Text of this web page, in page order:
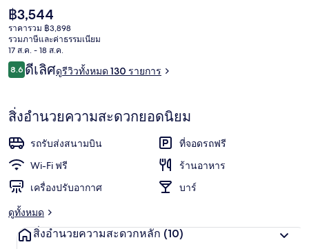
ถึง สถานี Hapjeong และ 15 นาทีถึง สถานี Mangwon
ราคา
ปัจจุบัน
฿3,544
฿3,544
ราคารวม ฿3,898
รวมภาษีและค่าธรรมเนียม
17 ส.ค. - 18 ส.ค.
รีวิว
8.68.6 จาก 10
ดีเลิศดูรีวิวทั้งหมด 130 รายการ
สิ่งอำนวยความสะดวกยอดนิยม
รถรับส่งสนามบิน
ที่จอดรถฟรี
Wi-Fi ฟรี
ร้านอาหาร
เครื่องปรับอากาศ
บาร์
ดูทั้งหมด
สิ่งอำนวยความสะดวกหลัก (10)